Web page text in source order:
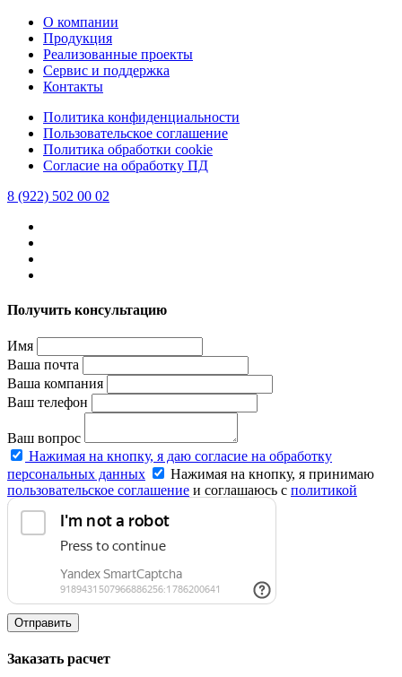
О компании
Продукция
Реализованные проекты
Сервис и поддержка
Контакты
Политика конфиденциальности
Пользовательское соглашение
Политика обработки cookie
Согласие на обработку ПД
8 (922) 502 00 02
Получить консультацию
Имя
Ваша почта
Ваша компания
Ваш телефон
Ваш вопрос
Нажимая на кнопку, я даю согласие на обработку
персональных данных
Нажимая на кнопку, я принимаю
пользовательское соглашение и соглашаюсь с политикой
конфиденциальности
Отправить
Заказать расчет